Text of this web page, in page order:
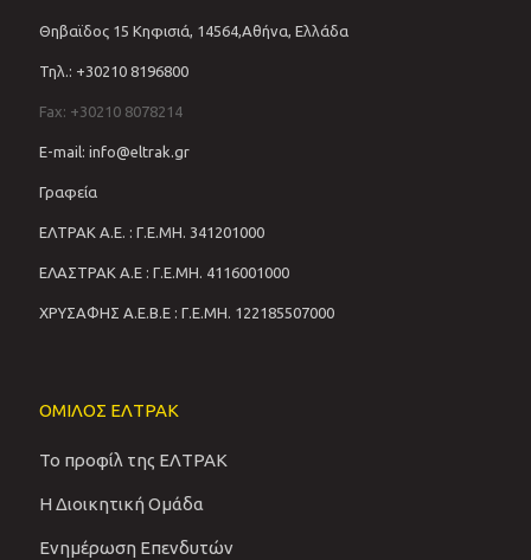
Θηβαϊδος 15 Κηφισιά, 14564,Αθήνα, Ελλάδα
Τηλ.: +30210 8196800
Fax: +30210 8078214
E-mail: info@eltrak.gr
Γραφεία
ΕΛΤΡΑΚ Α.Ε. : Γ.Ε.ΜΗ. 341201000
ΕΛΑΣΤΡΑΚ Α.Ε : Γ.Ε.ΜΗ. 4116001000
ΧΡΥΣΑΦΗΣ Α.Ε.Β.Ε : Γ.Ε.ΜΗ. 122185507000
ΟΜΙΛΟΣ ΕΛΤΡΑΚ
Το προφίλ της ΕΛΤΡΑΚ
Η Διοικητική Ομάδα
Ενημέρωση Επενδυτών